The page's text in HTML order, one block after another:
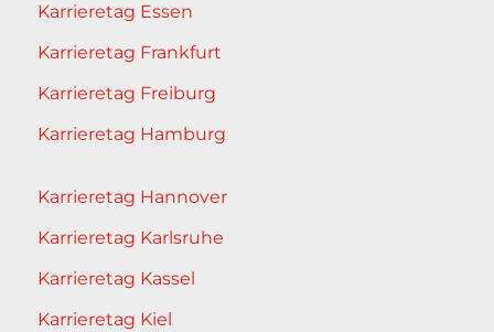
Karrieretag Essen
Karrieretag Frankfurt
Karrieretag Freiburg
Karrieretag Hamburg
Karrieretag Hannover
Karrieretag Karlsruhe
Karrieretag Kassel
Karrieretag Kiel